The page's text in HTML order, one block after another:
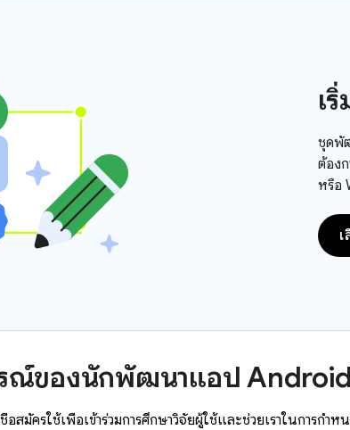
เ
ชุดพั
ต้อง
หรือ
ณ์ของนักพัฒนาแอป
มัครใช้เพื่อเข้าร่วมการศึกษาวิจัยผู้ใช้และช่วยเราในการกำ